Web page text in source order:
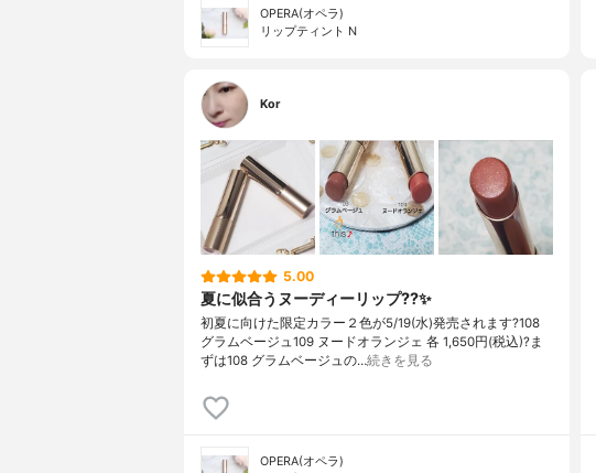
OPERA(オペラ)
リップティント N
Kor
5.00
夏に似合うヌーディーリップ??✨
初夏に向けた限定カラー２色が5/19(水)発売されます?108
グラムベージュ109 ヌードオランジェ 各 1,650円(税込)?ま
ずは108 グラムベージュの…続きを見る
OPERA(オペラ)